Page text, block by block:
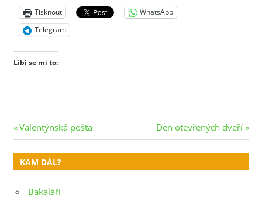
Tisknout
WhatsApp
Telegram
Líbí se mi to:
Navigace
pro
příspěvek
Previous
Post:
Valentýnská pošta
Next
Post:
Den otevřených dveří
KAM DÁL?
Bakaláři